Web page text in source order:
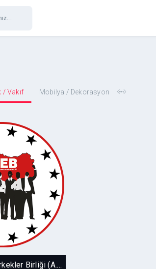
/ Vakıf Mobilya / Dekorasyon
Erkekler
Türk
Sosyal
Avusturya Türk Erkekler Birliği (A.T.E.B)